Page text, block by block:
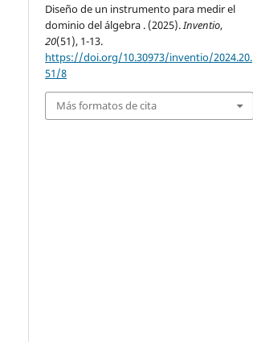
Diseño de un instrumento para medir el
dominio del álgebra . (2025).Inventio,
20(51), 1-13.
https://doi.org/10.30973/inventio/2024.20.
51/8
Más formatos de cita